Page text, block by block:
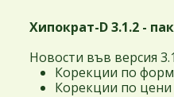
Хипократ-D 3.1.2 -
Новости във версия
Корекции по
Корекции по цени